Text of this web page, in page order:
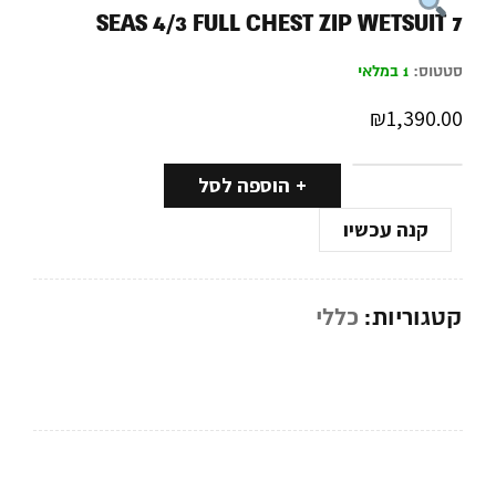
7 SEAS 4/3 FULL CHEST ZIP WETSUIT
סטטוס: 1 במלאי
₪1,390.00
הוספה לסל
קנה עכשיו
קטגוריות: כללי